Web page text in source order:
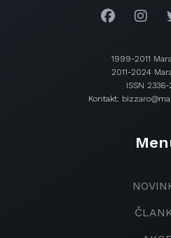
1999-2011
2011-2024
ISSN 2336-
Kontakt: